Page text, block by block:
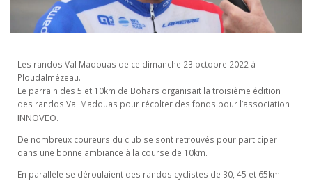
Les randos Val Madouas de ce dimanche 23 octobre 2022 à
Ploudalmézeau.
Le parrain des 5 et 10km de Bohars organisait la troisième édition
des randos Val Madouas pour récolter des fonds pour l’association
INNOVEO.
De nombreux coureurs du club se sont retrouvés pour participer
dans une bonne ambiance à la course de 10km.
En parallèle se déroulaient des randos cyclistes de 30, 45 et 65km